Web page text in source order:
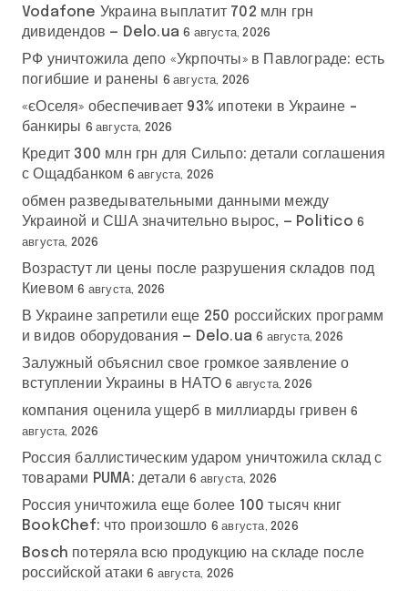
Vodafone Украина выплатит 702 млн грн
дивидендов — Delo.ua 6 августа, 2026
РФ уничтожила депо «Укрпочты» в Павлограде: есть
погибшие и ранены 6 августа, 2026
«єОселя» обеспечивает 93% ипотеки в Украине –
банкиры 6 августа, 2026
Кредит 300 млн грн для Сильпо: детали соглашения
с Ощадбанком 6 августа, 2026
обмен разведывательными данными между
Украиной и США значительно вырос, — Politico 6
августа, 2026
Возрастут ли цены после разрушения складов под
Киевом 6 августа, 2026
В Украине запретили еще 250 российских программ
и видов оборудования — Delo.ua 6 августа, 2026
Залужный объяснил свое громкое заявление о
вступлении Украины в НАТО 6 августа, 2026
компания оценила ущерб в миллиарды гривен 6
августа, 2026
Россия баллистическим ударом уничтожила склад с
товарами PUMA: детали 6 августа, 2026
Россия уничтожила еще более 100 тысяч книг
BookChef: что произошло 6 августа, 2026
Bosch потеряла всю продукцию на складе после
российской атаки 6 августа, 2026